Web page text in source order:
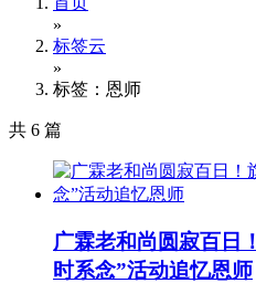
»
标签云
»
标签：恩师
共 6 篇
广霖老和尚圆寂百日
时系念”活动追忆恩师